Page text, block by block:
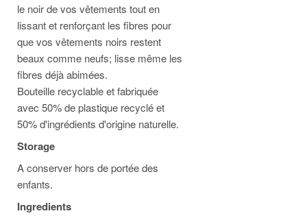
le noir de vos vêtements tout en
lissant et renforçant les fibres pour
que vos vêtements noirs restent
beaux comme neufs; lisse même les
fibres déjà abimées.
Bouteille recyclable et fabriquée
avec 50% de plastique recyclé et
50% d'ingrédients d'origine naturelle.
Storage
A conserver hors de portée des
enfants.
Ingredients